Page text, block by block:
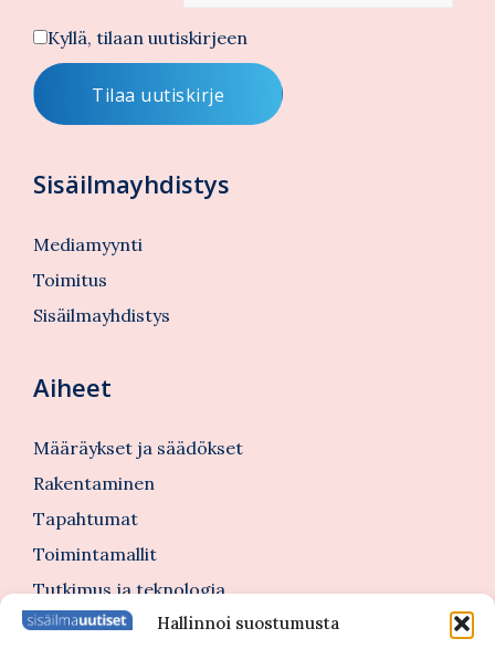
Hallinnoi suostumusta
Kyllä, tilaan uutiskirjeen
Sisäilmayhdistys
Mediamyynti
Toimitus
Sisäilmayhdistys
Aiheet
Määräykset ja säädökset
Rakentaminen
Tapahtumat
Toimintamallit
Tutkimus ja teknologia